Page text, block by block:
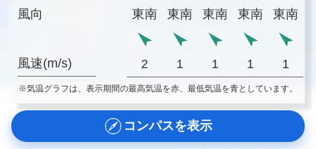
風向
風速(m/s)
東南
東南 東南 東南 東南
2 1 1 1 1
※気温グラフは、表示期間の最高気温を赤、最低気温を青としています。
コンパスを表示